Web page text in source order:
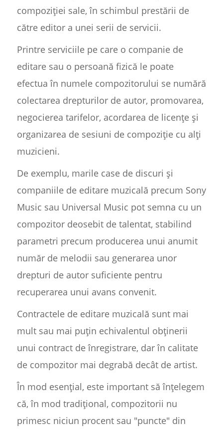
compoziției sale, în schimbul prestării de
către editor a unei serii de servicii.
Printre serviciile pe care o companie de
editare sau o persoană fizică le poate
efectua în numele compozitorului se numără
colectarea drepturilor de autor, promovarea,
negocierea tarifelor, acordarea de licențe și
organizarea de sesiuni de compoziție cu alți
muzicieni.
De exemplu, marile case de discuri și
companiile de editare muzicală precum Sony
Music sau Universal Music pot semna cu un
compozitor deosebit de talentat, stabilind
parametri precum producerea unui anumit
număr de melodii sau generarea unor
drepturi de autor suficiente pentru
recuperarea unui avans convenit.
Contractele de editare muzicală sunt mai
mult sau mai puțin echivalentul obținerii
unui contract de înregistrare, dar în calitate
de compozitor mai degrabă decât de artist.
În mod esențial, este important să înțelegem
că, în mod tradițional, compozitorii nu
primesc niciun procent sau "puncte" din